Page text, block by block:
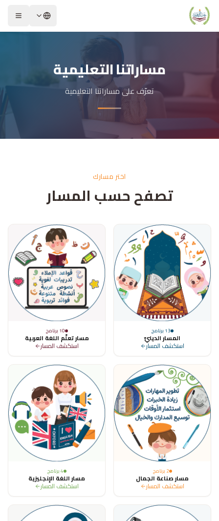
مساراتنا التعليمية
تعرّف على مساراتنا التعليمية
اختر مسارك
تصفح حسب المسار
13 برنامج
المسار الدينيّ
استكشف المسار
10 برنامج
مسار تعلّم اللغة العربية
استكشف المسار
2 برنامج
مسار صناعة الجمال
استكشف المسار
4برنامج
مسار اللغة الإنجليزية
استكشف المسار